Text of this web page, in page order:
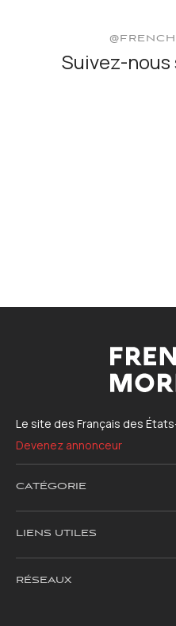
Suivez-
Le site des Français des
Devenez annonceur
CATÉGORIE
LIENS UTILES
RÉSEAUX